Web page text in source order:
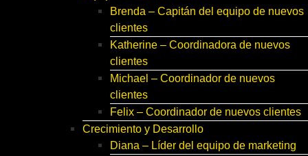
Brenda – Capitán del equipo de nuevos
clientes
Katherine – Coordinadora de nuevos
clientes
Michael – Coordinador de nuevos
clientes
Felix – Coordinador de nuevos clientes
Crecimiento y Desarrollo
Diana – Líder del equipo de marketing